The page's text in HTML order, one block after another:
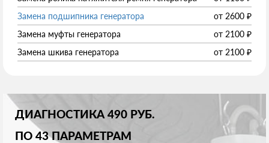
Замена подшипника генератора
от 2600 ₽
Замена муфты генератора
от 2100 ₽
Замена шкива генератора
от 2100 ₽
ДИАГНОСТИКА 490 РУБ.
ПО 43 ПАРАМЕТРАМ